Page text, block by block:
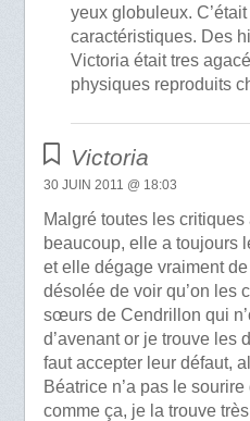
yeux globuleux.
caractéristiques. Des
Victoria était tres
physiques reproduits
Victoria
30 JUIN 2011 @ 18:03
Malgré toutes les critiques
beaucoup, elle a toujours
et elle dégage vraiment
désolée de voir qu’on les
sœurs de Cendrillon qui
d’avenant or je trouve les
faut accepter leur défaut,
Béatrice n’a pas le sourire
comme ça, je la trouve